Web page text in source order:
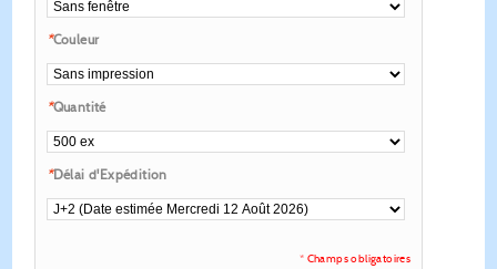
*Couleur
*Quantité
*Délai d'Expédition
* Champs obligatoires